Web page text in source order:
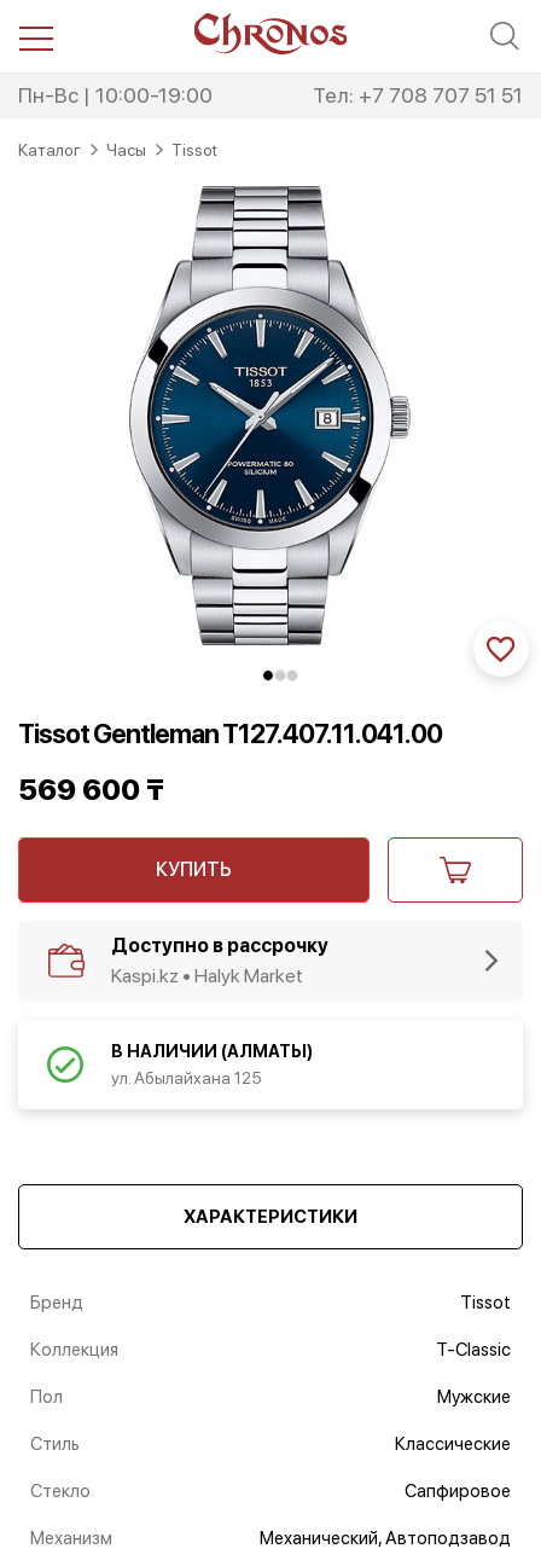
Пн-Вс | 10:00-19:00 Тел: +7 708 707 51 51
Каталог Часы Tissot
Tissot Gentleman T127.407.11.041.00
569 600 ₸
КУПИТЬ
Доступно в рассрочку
Kaspi.kz • Halyk Market
В НАЛИЧИИ (АЛМАТЫ)
ул. Абылайхана 125
ХАРАКТЕРИСТИКИ
Бренд Tissot
Коллекция T-Classic
Пол Мужские
Стиль Классические
Стекло Сапфировое
Механизм Механический, Автоподзавод